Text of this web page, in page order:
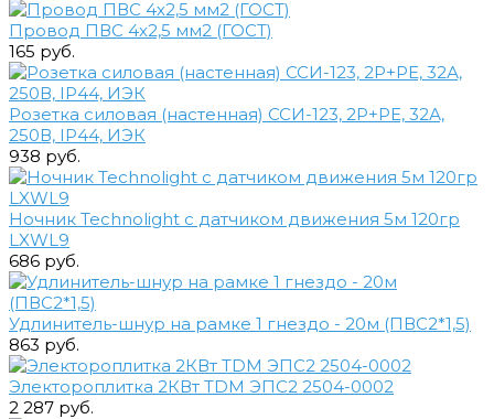
Провод ПВС 4х2,5 мм2 (ГОСТ)
165 руб.
Розетка силовая (настенная) ССИ-123, 2Р+РЕ, 32А,
250В, IP44, ИЭК
938 руб.
Ночник Technolight с датчиком движения 5м 120гр
LXWL9
686 руб.
Удлинитель-шнур на рамке 1 гнездо - 20м (ПВС2*1,5)
863 руб.
Электороплитка 2КВт TDM ЭПС2 2504-0002
2 287 руб.